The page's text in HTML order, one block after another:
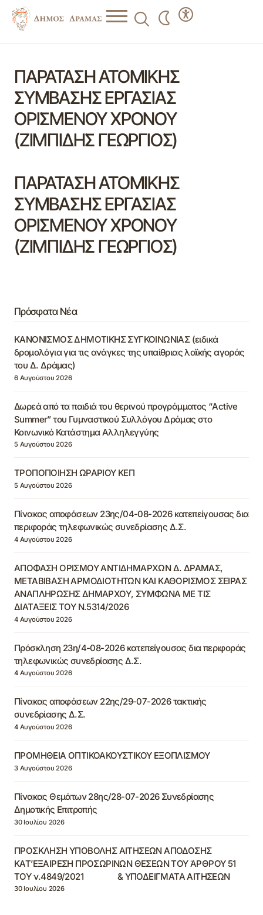
ΠΑΡΑΤΑΣΗ ΑΤΟΜΙΚΗΣ
ΣΥΜΒΑΣΗΣ ΕΡΓΑΣΙΑΣ
ΟΡΙΣΜΕΝΟΥ ΧΡΟΝΟΥ
(ΖΙΜΠΙΔΗΣ ΓΕΩΡΓΙΟΣ)
ΠΑΡΑΤΑΣΗ ΑΤΟΜΙΚΗΣ
ΣΥΜΒΑΣΗΣ ΕΡΓΑΣΙΑΣ
ΟΡΙΣΜΕΝΟΥ ΧΡΟΝΟΥ
(ΖΙΜΠΙΔΗΣ ΓΕΩΡΓΙΟΣ)
Πρόσφατα Νέα
ΚΑΝΟΝΙΣΜΟΣ ΔΗΜΟΤΙΚΗΣ ΣΥΓΚΟΙΝΩΝΙΑΣ (ειδικά
δρομολόγια για τις ανάγκες της υπαίθριας λαϊκής αγοράς
του Δ. Δράμας)
6 Αυγούστου 2026
Δωρεά από τα παιδιά του θερινού προγράμματος “Active
Summer” του Γυμναστικού Συλλόγου Δράμας στο
Κοινωνικό Κατάστημα Αλληλεγγύης
5 Αυγούστου 2026
ΤΡΟΠΟΠΟΙΗΣΗ ΩΡΑΡΙΟΥ ΚΕΠ
5 Αυγούστου 2026
Πίνακας αποφάσεων 23ης/04-08-2026 κατεπείγουσας δια
περιφοράς τηλεφωνικώς συνεδρίασης Δ.Σ.
4 Αυγούστου 2026
ΑΠΟΦΑΣΗ ΟΡΙΣΜΟΥ ΑΝΤΙΔΗΜΑΡΧΩΝ Δ. ΔΡΑΜΑΣ,
ΜΕΤΑΒΙΒΑΣΗ ΑΡΜΟΔΙΟΤΗΤΩΝ ΚΑΙ ΚΑΘΟΡΙΣΜΟΣ ΣΕΙΡΑΣ
ΑΝΑΠΛΗΡΩΣΗΣ ΔΗΜΑΡΧΟΥ, ΣΥΜΦΩΝΑ ΜΕ ΤΙΣ
ΔΙΑΤΑΞΕΙΣ ΤΟΥ Ν.5314/2026
4 Αυγούστου 2026
Πρόσκληση 23η/4-08-2026 κατεπείγουσας δια περιφοράς
τηλεφωνικώς συνεδρίασης Δ.Σ.
4 Αυγούστου 2026
Πίνακας αποφάσεων 22ης/29-07-2026 τακτικής
συνεδρίασης Δ.Σ.
4 Αυγούστου 2026
ΠΡΟΜΗΘΕΙΑ ΟΠΤΙΚΟΑΚΟΥΣΤΙΚΟΥ ΕΞΟΠΛΙΣΜΟΥ
3 Αυγούστου 2026
Πίνακας Θεμάτων 28ης/28-07-2026 Συνεδρίασης
Δημοτικής Επιτροπής
30 Ιουλίου 2026
ΠΡΟΣΚΛΗΣΗ ΥΠΟΒΟΛΗΣ ΑΙΤΗΣΕΩΝ ΑΠΟΔΟΣΗΣ
ΚΑΤ’ΕΞΑΙΡΕΣΗ ΠΡΟΣΩΡΙΝΩΝ ΘΕΣΕΩΝ ΤΟΥ ΆΡΘΡΟΥ 51
ΤΟΥ ν.4849/2021 & ΥΠΟΔΕΙΓΜΑΤΑ ΑΙΤΗΣΕΩΝ
30 Ιουλίου 2026